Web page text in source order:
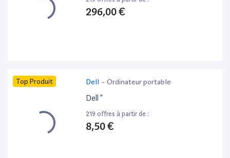
296,00 €
Top Produit Dell - Ordinateur portable
Dell ”
219 offres à partir de :
8,50 €